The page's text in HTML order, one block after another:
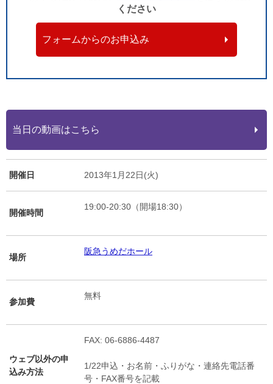
ください
フォームからのお申込み
当日の動画はこちら
開催日 2013年1月22日(火)
開催時間
19:00-20:30（開場18:30）
場所
阪急うめだホール
参加費
無料
ウェブ以外の申
込み方法
FAX: 06-6886-4487
1/22申込・お名前・ふりがな・連絡先電話番
号・FAX番号を記載